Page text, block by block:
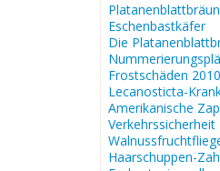
Eschenbastkäfer
Die
Frostschäden 2010
Lecanosticta-
Amerikanische
Verkehrssicherheit
Haarschuppen-